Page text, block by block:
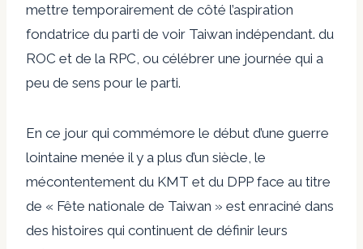
mettre temporairement de côté l’aspiration
fondatrice du parti de voir Taiwan indépendant. du
ROC et de la RPC, ou célébrer une journée qui a
peu de sens pour le parti.
En ce jour qui commémore le début d’une guerre
lointaine menée il y a plus d’un siècle, le
mécontentement du KMT et du DPP face au titre
de « Fête nationale de Taiwan » est enraciné dans
des histoires qui continuent de définir leurs